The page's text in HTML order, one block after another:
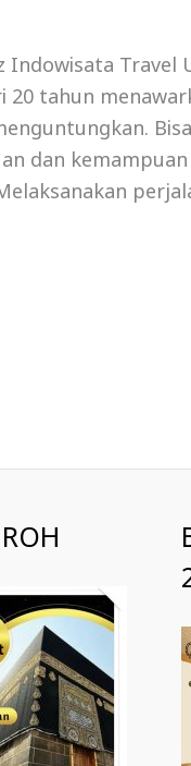
Indowisata Travel
20 tahun
dan